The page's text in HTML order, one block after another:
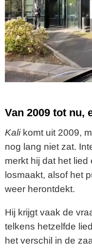
Van 2009 tot nu,
Kalikomt uit 2009,
nog lang niet zat.
merkt hij dat het
losmaakt, alsof het
weer herontdekt.
Hij krijgt vaak de
telkens hetzelfde
het verschil in de